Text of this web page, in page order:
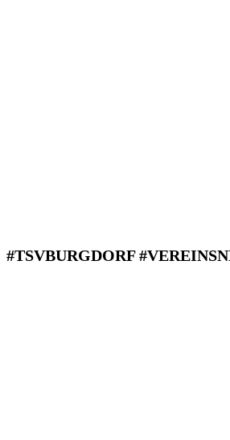
#TSVBURGDORF